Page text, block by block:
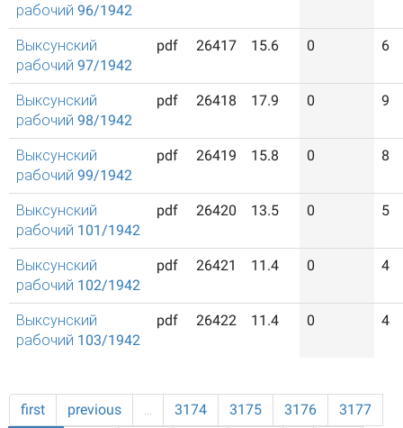
рабочий 96/1942
Выксунский
рабочий 97/1942
pdf 26417 15.6 0 6
Выксунский
рабочий 98/1942
pdf 26418 17.9 0 9
Выксунский
рабочий 99/1942
pdf 26419 15.8 0 8
Выксунский
рабочий 101/1942
pdf 26420 13.5 0 5
Выксунский
рабочий 102/1942
pdf 26421 11.4 0 4
Выксунский
рабочий 103/1942
pdf 26422 11.4 0 4
first previous … 3174 3175 3176 3177